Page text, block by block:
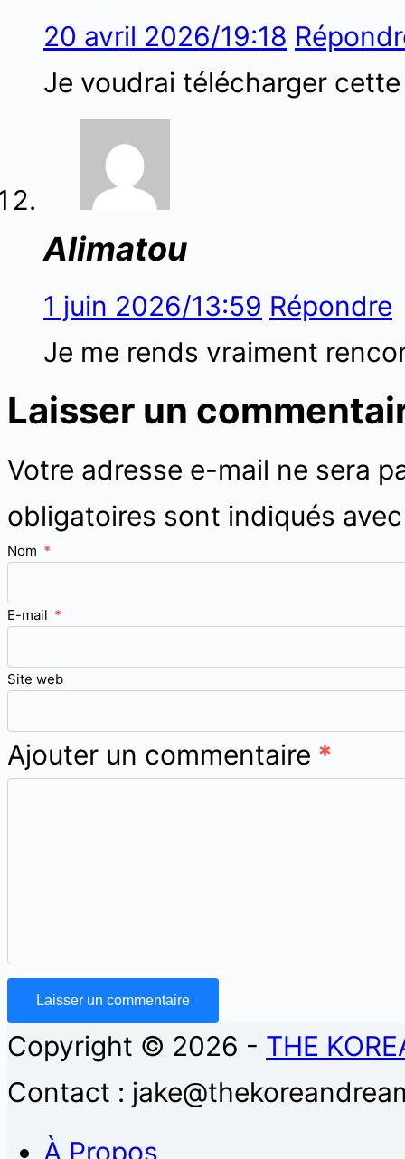
20 avril 2026/19:18
Je voudrai télécharger
Alimatou
1 juin 2026/13:59 Répondre
Je me rends vraiment
Laisser un
Votre adresse e-mail ne sera
obligatoires sont indiqués
Nom *
E-mail *
Site web
Ajouter un commentaire *
Laisser un commentaire
Copyright © 2026 - THE
Contact :
À Propos